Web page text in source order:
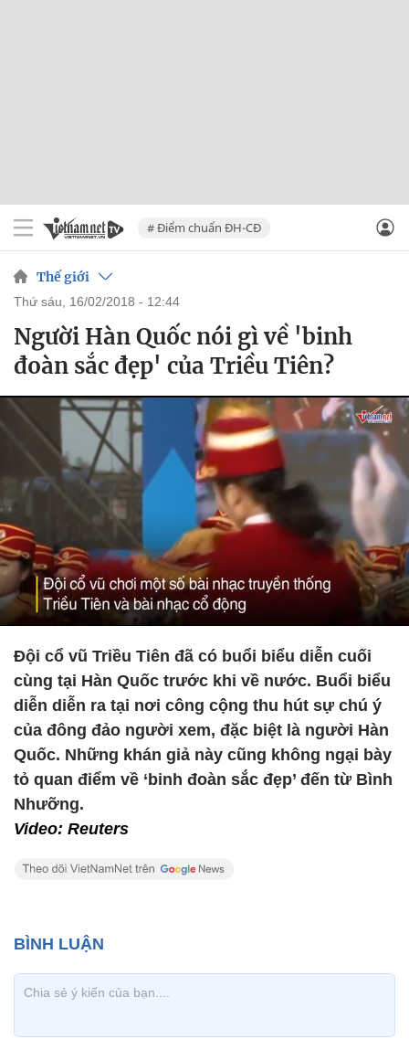
# Điểm chuẩn ĐH-CĐ
Thế giới
thứ sáu, 16/02/2018 - 12:44
Người Hàn Quốc nói gì về 'binh
đoàn sắc đẹp' của Triều Tiên?
Đội cổ vũ Triều Tiên đã có buổi biểu diễn cuối
cùng tại Hàn Quốc trước khi về nước. Buổi biểu
diễn diễn ra tại nơi công cộng thu hút sự chú ý
của đông đảo người xem, đặc biệt là người Hàn
Quốc. Những khán giả này cũng không ngại bày
tỏ quan điểm về ‘binh đoàn sắc đẹp’ đến từ Bình
Nhưỡng.
Video: Reuters